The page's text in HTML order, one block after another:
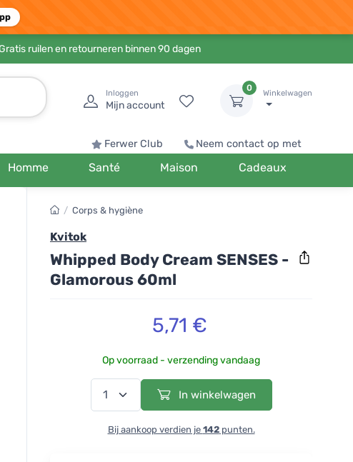
ruilen en retourneren binnen 90 dagen
Inloggen
Mijn account
0
Winkelwagen
Ferwer Club Neem contact op met
Homme Santé Maison Cadeaux
/ Corps & hygiène
Kvitok
Whipped Body Cream SENSES -
Glamorous 60ml
5,71 €
Op voorraad - verzending vandaag
In winkelwagen
Bij aankoop verdien je 142punten.